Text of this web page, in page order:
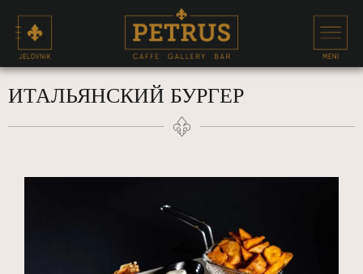
ИТАЛЬЯНСКИЙ БУРГЕР